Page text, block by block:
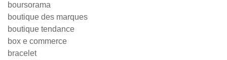
boursorama
boutique des marques
boutique tendance
box e commerce
bracelet